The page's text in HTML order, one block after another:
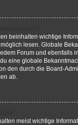
beinhalten wichtige
lesen. Globale
Forum und ebenfalls
eine globale
den durch die Board-
ab.
meist wichtige